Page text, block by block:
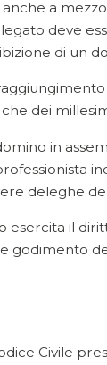
anche a
deve
di un
dei
in
deleghe
esercita il
godimento
Civile